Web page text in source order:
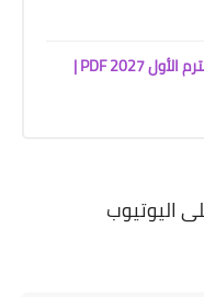
تحميل مذكرة ماث رابعه ابتدائي الترم الأول 2027 PDF |
اليوتيوب